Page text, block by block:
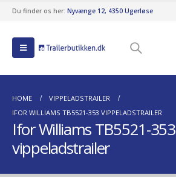
Du finder os her: Nyvænge 12, 4350 Ugerløse
HOME
VIPPELADSTRAILER
IFOR WILLIAMS TB5521-353 VIPPELADSTRAILER
Ifor Williams TB5521-353
vippeladstrailer